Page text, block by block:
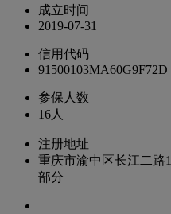
成立时间
2019-07-31
信用代码
91500103MA60G9F72D
参保人数
16人
注册地址
重庆市渝中区长江二路
部分